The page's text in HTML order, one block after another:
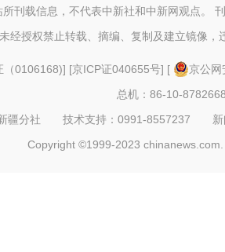
所刊载信息，不代表中新社和中新网观点。
未经授权禁止转载、摘编、复制及建立镜像，
（0106168)] [京ICP证040655号] [
京公
总机：86-10-
新疆分社 技术支持：0991-8557237
Copyright ©1999-2023